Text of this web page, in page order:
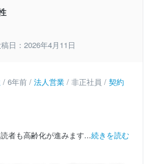
日：2026年4月11日
/ 6年前 / 法人営業 / 非正社員 / 契約
者も高齢化が進みます...続きを読む